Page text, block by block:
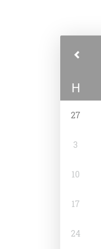
H
27
3
10
17
24